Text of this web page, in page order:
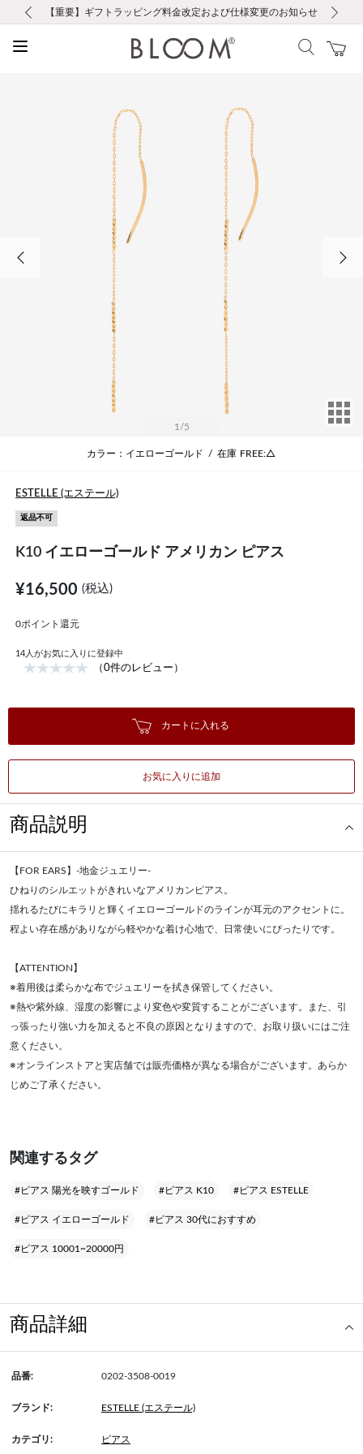
お修理・アフターサービスのご案内
【重要】令和８年熊本地震に伴う集配への影響について
【重要】ギフトラッピング料金改定および仕様変更のお知らせ
【重要】夏季休業の営業についてのご案内
税込5,500円以上で送料無料｜最短24時間以内に発送
新規会員登録で1000ポイントプレゼント！
新規LINE友だち登録で500円クーポンプレゼント
会員限定！レビュー投稿で100ポイントプレゼント
お修理・アフターサービスのご案内
【重要】令和８年熊本地震に伴う集配への影響について
1 /5
カラー：イエローゴールド / 在庫 FREE:△
ESTELLE (エステール)
返品不可
K10 イエローゴールド アメリカン ピアス
¥16,500(税込)
0ポイント還元
14 人がお気に入りに登録中
（0件のレビュー）
カートに入れる
お気に入りに追加
商品説明
【FOR EARS】-地金ジュエリー-
ひねりのシルエットがきれいなアメリカンピアス。
揺れるたびにキラリと輝くイエローゴールドのラインが耳元のアクセントに。
程よい存在感がありながら軽やかな着け心地で、日常使いにぴったりです。
【ATTENTION】
※着用後は柔らかな布でジュエリーを拭き保管してください。
※熱や紫外線、湿度の影響により変色や変質することがございます。また、引
っ張ったり強い力を加えると不良の原因となりますので、お取り扱いにはご注
意ください。
※オンラインストアと実店舗では販売価格が異なる場合がございます。あらか
じめご了承ください。
関連するタグ
#ピアス 陽光を映すゴールド #ピアス K10 #ピアス ESTELLE
#ピアス イエローゴールド #ピアス 30代におすすめ
#ピアス 10001~20000円
商品詳細
品番: 0202-3508-0019
ブランド: ESTELLE (エステール)
カテゴリ: ピアス